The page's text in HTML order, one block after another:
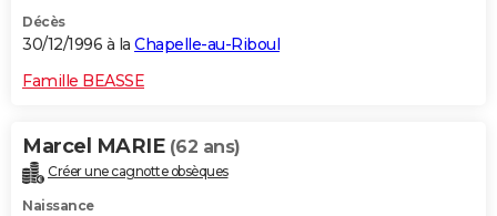
Décès
30/12/1996 à la Chapelle-au-Riboul
Famille BEASSE
Marcel MARIE (62 ans)
Créer une cagnotte obsèques
Naissance